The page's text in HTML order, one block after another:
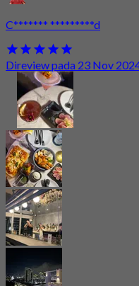
C******* *********d
Direview pada 23 Nov